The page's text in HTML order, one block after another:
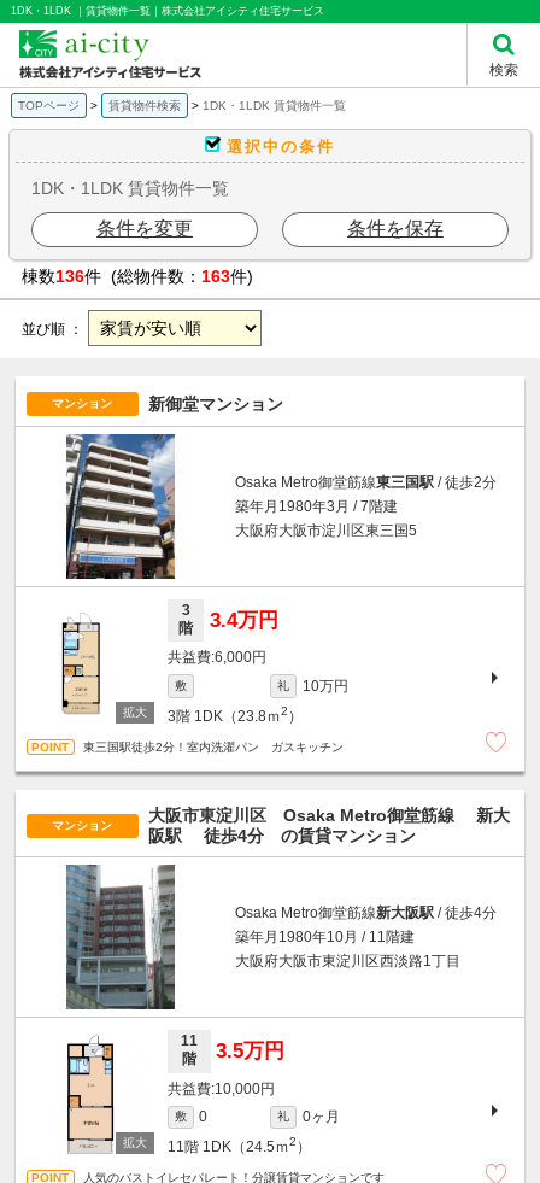
1DK・1LDK ｜賃貸物件一覧｜株式会社アイシティ住宅サービス
検索
TOPページ 賃貸物件検索 1DK・1LDK 賃貸物件一覧
選択中の条件
1DK・1LDK 賃貸物件一覧
条件を変更 条件を保存
棟数136件 (総物件数： 163件)
並び順 ：
マンション 新御堂マンション
Osaka Metro御堂筋線東三国駅 / 徒歩2分
築年月1980年3月 / 7階建
大阪府大阪市淀川区東三国5
3
階
3.4万円
6,000円
敷 礼
10万円
3階 1DK（23.8ｍ2 ）
東三国駅徒歩2分！室内洗濯パン ガスキッチン
マンション
大阪市東淀川区 Osaka Metro御堂筋線
新大
阪駅
徒歩4分 の賃貸マンション
Osaka Metro御堂筋線新大阪駅 / 徒歩4分
築年月1980年10月 / 11階建
大阪府大阪市東淀川区西淡路1丁目
11
階
3.5万円
10,000円
敷 0 礼
0ヶ月
11階 1DK（24.5ｍ2 ）
人気のバストイレセパレート！分譲賃貸マンションです